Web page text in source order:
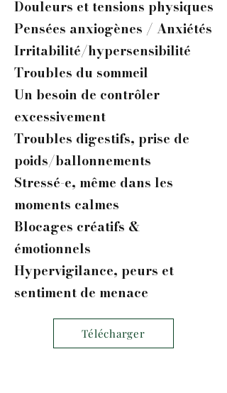
Douleurs et tensions physiques
Pensées anxiogènes / Anxiétés
Irritabilité/hypersensibilité
Troubles du sommeil
Un besoin de contrôler
excessivement
Troubles digestifs, prise de
poids/ballonnements
Stressé-e, même dans les
moments calmes
Blocages créatifs &
émotionnels
Hypervigilance, peurs et
sentiment de menace
Télécharger